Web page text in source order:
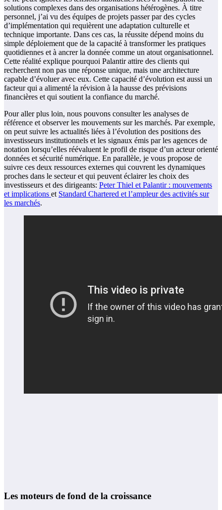
solutions complexes dans des organisations hétérogènes. À titre
personnel, j’ai vu des équipes de projets passer par des cycles
d’implémentation qui requièrent une adaptation culturelle et
technique importante. Dans ces cas, la réussite dépend moins du
simple déploiement que de la capacité à transformer les pratiques
quotidiennes et à ancrer la donnée comme un atout organisationnel.
Cette réalité explique pourquoi Palantir attire des clients qui
recherchent non pas une réponse unique, mais une architecture
capable d’évoluer avec eux. Cette capacité d’évolution est aussi un
facteur qui a alimenté la révision à la hausse des prévisions
financières et qui soutient la confiance du marché.
Pour aller plus loin, nous pouvons consulter les analyses de
référence et observer les mouvements sur les marchés. Par exemple,
on peut suivre les actualités liées à l’évolution des positions des
investisseurs institutionnels et les signaux émis par les agences de
notation lorsqu’elles réévaluent le profil de risque d’un acteur orienté
données et sécurité numérique. En parallèle, je vous propose de
suivre ces deux ressources externes qui couvrent les dynamiques
proches dans le secteur et qui peuvent éclairer les choix des
investisseurs et des dirigeants: Peter Thiel et Palantir : mouvements
et implications et Standard Chartered et l’ampleur des activités sur
les marchés.
Les moteurs de fond de la croissance